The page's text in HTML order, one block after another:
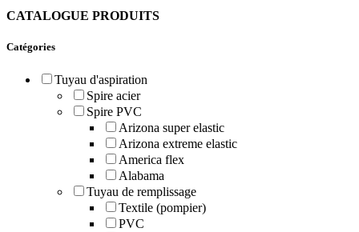
CATALOGUE PRODUITS
Catégories
Tuyau d'aspiration
Spire acier
Spire PVC
Arizona super elastic
Arizona extreme elastic
America flex
Alabama
Tuyau de remplissage
Textile (pompier)
PVC